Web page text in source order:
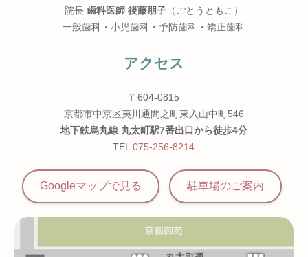
院長 歯科医師 後藤朋子（ごとうともこ）
一般歯科・小児歯科・予防歯科・矯正歯科
アクセス
〒604-0815
京都市中京区夷川通間之町東入山中町546
地下鉄烏丸線 丸太町駅7番出口から徒歩4分
TEL075-256-8214
Googleマップで見る 駐車場のご案内